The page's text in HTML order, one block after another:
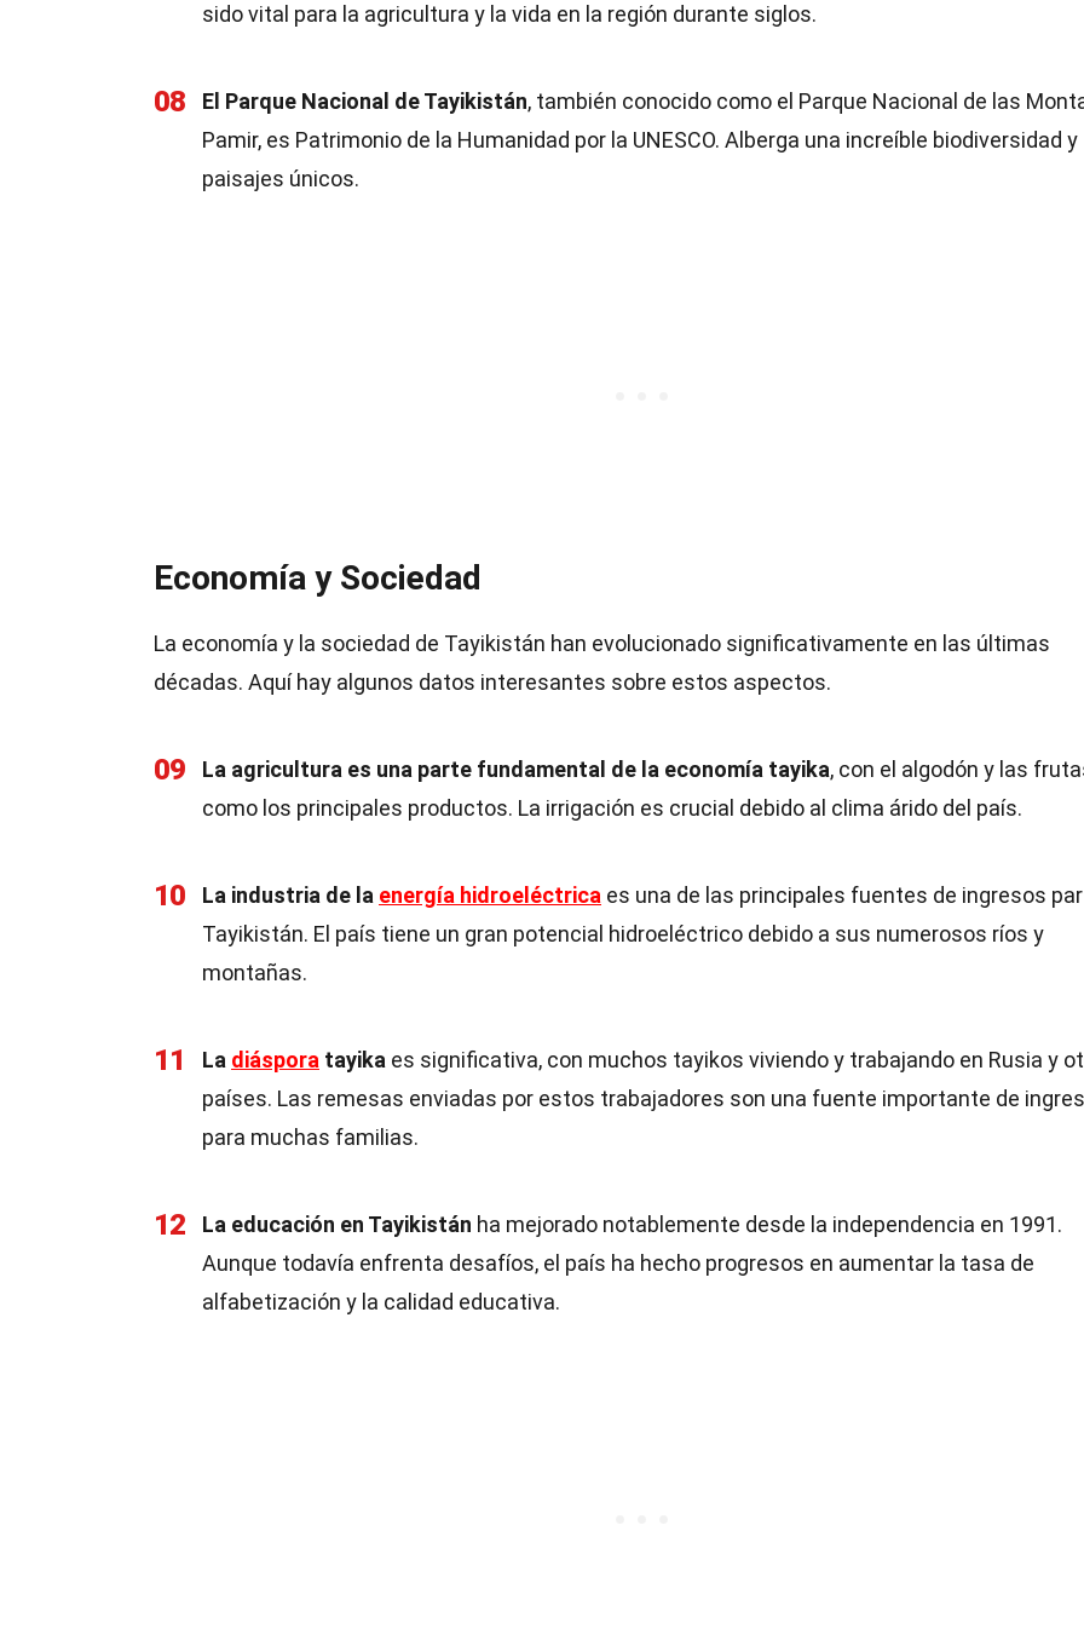
sido vital para la agricultura y la vida en la región durante siglos.
08 El Parque Nacional de Tayikistán, también conocido como el Parque Nacional de las
Pamir, es Patrimonio de la Humanidad por la UNESCO. Alberga una increíble biodiversidad y
paisajes únicos.
Economía y Sociedad
La economía y la sociedad de Tayikistán han evolucionado significativamente en las últimas
décadas. Aquí hay algunos datos interesantes sobre estos aspectos.
09 La agricultura es una parte fundamental de la economía tayika, con el algodón y las
como los principales productos. La irrigación es crucial debido al clima árido del país.
10 La industria de la energía hidroeléctrica es una de las principales fuentes de ingresos
Tayikistán. El país tiene un gran potencial hidroeléctrico debido a sus numerosos ríos y
montañas.
11 La diáspora tayika es significativa, con muchos tayikos viviendo y trabajando en Rusia y
países. Las remesas enviadas por estos trabajadores son una fuente importante de
para muchas familias.
12 La educación en Tayikistán ha mejorado notablemente desde la independencia en 1991.
Aunque todavía enfrenta desafíos, el país ha hecho progresos en aumentar la tasa de
alfabetización y la calidad educativa.